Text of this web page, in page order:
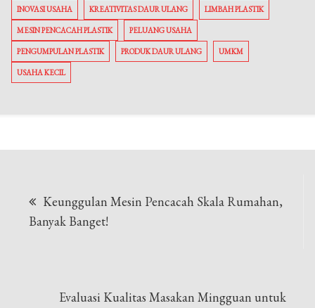
INOVASI USAHA KREATIVITAS DAUR ULANG LIMBAH PLASTIK
MESIN PENCACAH PLASTIK PELUANG USAHA
PENGUMPULAN PLASTIK PRODUK DAUR ULANG UMKM
USAHA KECIL
pos
Keunggulan Mesin Pencacah Skala Rumahan,
Banyak Banget!
Evaluasi Kualitas Masakan Mingguan untuk